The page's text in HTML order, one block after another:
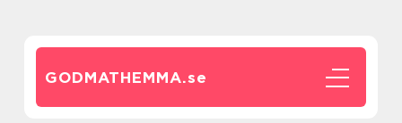
GODMATHEMMA.se